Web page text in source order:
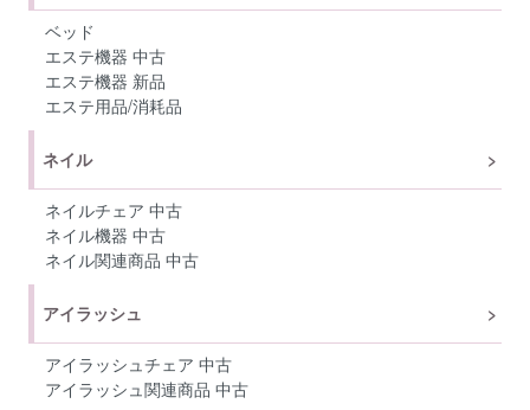
ベッド
エステ機器 中古
エステ機器 新品
エステ用品/消耗品
ネイル
ネイルチェア 中古
ネイル機器 中古
ネイル関連商品 中古
アイラッシュ
アイラッシュチェア 中古
アイラッシュ関連商品 中古